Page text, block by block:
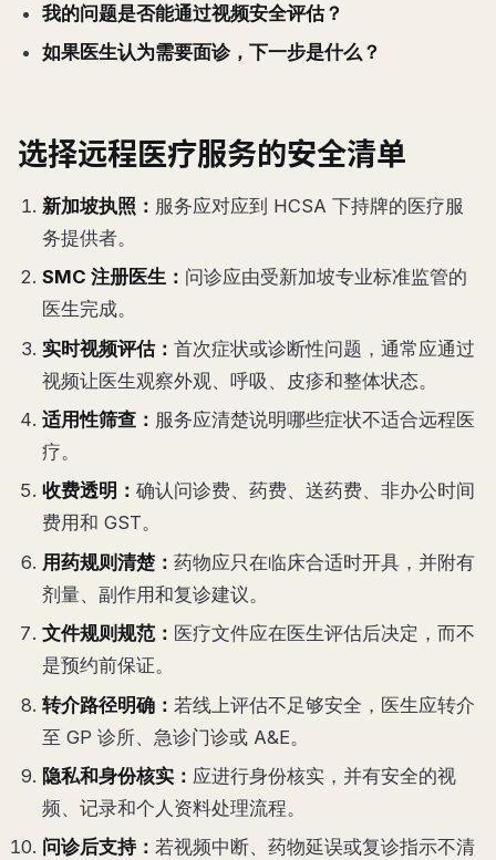
我的问题是否能通过视频安全评估？
如果医生认为需要面诊，下一步是什么？
选择远程医疗服务的安全清单
新加坡执照： 服务应对应到 HCSA 下持牌的医疗服
务提供者。
SMC 注册医生： 问诊应由受新加坡专业标准监管的
医生完成。
实时视频评估：首次症状或诊断性问题，通常应通过
视频让医生观察外观、呼吸、皮疹和整体状态。
适用性筛查： 服务应清楚说明哪些症状不适合远程医
疗。
收费透明：确认问诊费、药费、送药费、非办公时间
费用和 GST。
用药规则清楚：药物应只在临床合适时开具，并附有
剂量、副作用和复诊建议。
文件规则规范： 医疗文件应在医生评估后决定，而不
是预约前保证。
转介路径明确： 若线上评估不足够安全，医生应转介
至 GP 诊所、急诊门诊或 A&E。
隐私和身份核实： 应进行身份核实，并有安全的视
频、记录和个人资料处理流程。
问诊后支持：若视频中断、药物延误或复诊指示不清